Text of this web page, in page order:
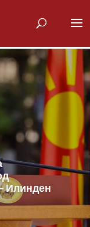
Илинден